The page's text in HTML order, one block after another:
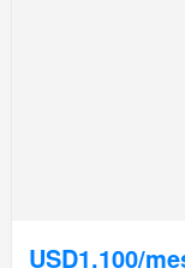
USD1,100/